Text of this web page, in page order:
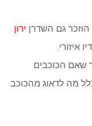
גם השדרן ירון
איזורי.
שאם הכוכבים
אז אין להם בכלל מה לדאוג מהכוכב